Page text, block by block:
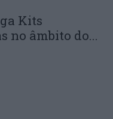
Kits
no âmbito do...